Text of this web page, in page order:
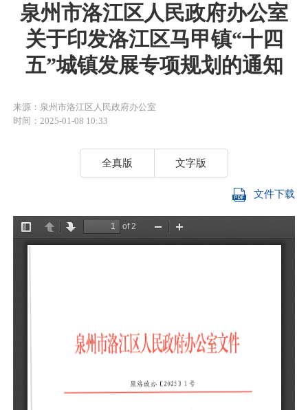
泉州市洛江区人民政府办公室
关于印发洛江区马甲镇“十四
五”城镇发展专项规划的通知
来源：泉州市洛江区人民政府办公室
时间：2025-01-08 10:33
全真版 文字版
文件下载